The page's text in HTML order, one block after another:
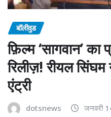
बॉलीवुड
फ़िल्म ‘सागवान’
रिलीज़! रीयल सिंघम
एंट्री
dotsnews जनवरी